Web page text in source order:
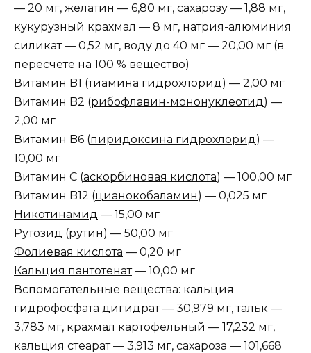
— 20 мг, желатин — 6,80 мг, сахарозу — 1,88 мг,
кукурузный крахмал — 8 мг, натрия-алюминия
силикат — 0,52 мг, воду до 40 мг — 20,00 мг (в
пересчете на 100 % вещество)
Витамин B1 (тиамина гидрохлорид ) — 2,00 мг
Витамин B2 (рибофлавин-мононуклеотид ) —
2,00 мг
Витамин B6 (пиридоксина гидрохлорид ) —
10,00 мг
Витамин C (аскорбиновая кислота) — 100,00 мг
Витамин B12 (цианокобаламин) — 0,025 мг
Никотинамид — 15,00 мг
Рутозид (рутин) — 50,00 мг
Фолиевая кислота — 0,20 мг
Кальция пантотенат— 10,00 мг
Вспомогательные вещества: кальция
гидрофосфата дигидрат — 30,979 мг, тальк —
3,783 мг, крахмал картофельный — 17,232 мг,
кальция стеарат — 3,913 мг, сахароза — 101,668